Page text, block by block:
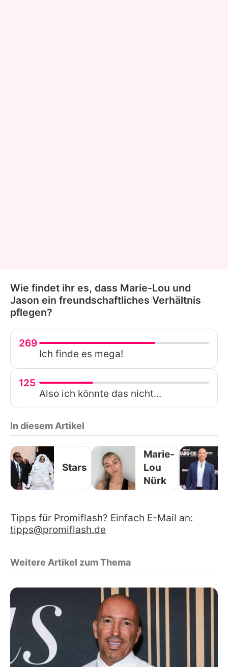
Wie findet ihr es, dass Marie-Lou und
Jason ein freundschaftliches Verhältnis
pflegen?
269
Ich finde es mega!
125
Also ich könnte das nicht...
In diesem Artikel
Stars
Marie-
Lou
Nürk
Tipps für Promiflash? Einfach E-Mail an:
tipps@promiflash.de
Weitere Artikel zum Thema